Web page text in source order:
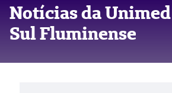
Notícias da
Sul Fluminense